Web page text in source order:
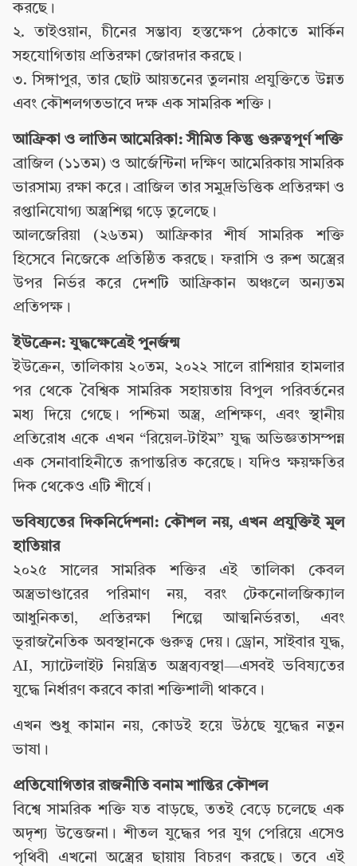
করছে।
২. তাইওয়ান, চীনের সম্ভাব্য হস্তক্ষেপ ঠেকাতে মার্কিন
সহযোগিতায় প্রতিরক্ষা জোরদার করছে।
৩. সিঙ্গাপুর, তার ছোট আয়তনের তুলনায় প্রযুক্তিতে উন্নত
এবং কৌশলগতভাবে দক্ষ এক সামরিক শক্তি।
আফ্রিকা ও লাতিন আমেরিকা: সীমিত কিন্তু গুরুত্বপূর্ণ শক্তি
ব্রাজিল (১১তম) ও আর্জেন্টিনা দক্ষিণ আমেরিকায় সামরিক
ভারসাম্য রক্ষা করে। ব্রাজিল তার সমুদ্রভিত্তিক প্রতিরক্ষা ও
রপ্তানিযোগ্য অস্ত্রশিল্প গড়ে তুলেছে।
আলজেরিয়া (২৬তম) আফ্রিকার শীর্ষ সামরিক শক্তি
হিসেবে নিজেকে প্রতিষ্ঠিত করছে। ফরাসি ও রুশ অস্ত্রের
উপর নির্ভর করে দেশটি আফ্রিকান অঞ্চলে অন্যতম
প্রতিপক্ষ।
ইউক্রেন: যুদ্ধক্ষেত্রেই পুনর্জন্ম
ইউক্রেন, তালিকায় ২০তম, ২০২২ সালে রাশিয়ার হামলার
পর থেকে বৈশ্বিক সামরিক সহায়তায় বিপুল পরিবর্তনের
মধ্য দিয়ে গেছে। পশ্চিমা অস্ত্র, প্রশিক্ষণ, এবং স্থানীয়
প্রতিরোধ একে এখন “রিয়েল-টাইম” যুদ্ধ অভিজ্ঞতাসম্পন্ন
এক সেনাবাহিনীতে রূপান্তরিত করেছে। যদিও ক্ষয়ক্ষতির
দিক থেকেও এটি শীর্ষে।
ভবিষ্যতের দিকনির্দেশনা: কৌশল নয়, এখন প্রযুক্তিই মূল
হাতিয়ার
২০২৫ সালের সামরিক শক্তির এই তালিকা কেবল
অস্ত্রভাণ্ডারের পরিমাণ নয়, বরং টেকনোলজিক্যাল
আধুনিকতা, প্রতিরক্ষা শিল্পে আত্মনির্ভরতা, এবং
ভূরাজনৈতিক অবস্থানকে গুরুত্ব দেয়। ড্রোন, সাইবার যুদ্ধ,
AI, স্যাটেলাইট নিয়ন্ত্রিত অস্ত্রব্যবস্থা—এসবই ভবিষ্যতের
যুদ্ধে নির্ধারণ করবে কারা শক্তিশালী থাকবে।
এখন শুধু কামান নয়, কোডই হয়ে উঠছে যুদ্ধের নতুন
ভাষা।
প্রতিযোগিতার রাজনীতি বনাম শান্তির কৌশল
বিশ্বে সামরিক শক্তি যত বাড়ছে, ততই বেড়ে চলেছে এক
অদৃশ্য উত্তেজনা। শীতল যুদ্ধের পর যুগ পেরিয়ে এসেও
পৃথিবী এখনো অস্ত্রের ছায়ায় বিচরণ করছে। তবে এই